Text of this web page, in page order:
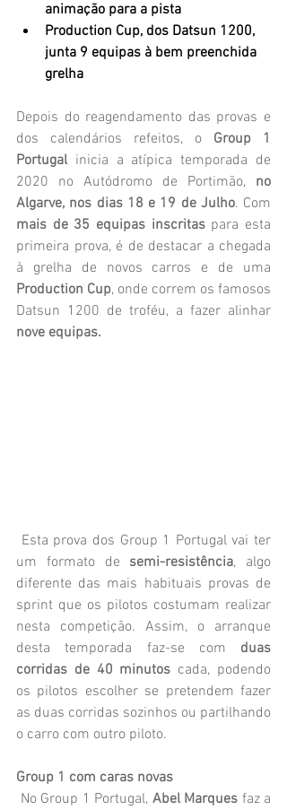
animação para a pista
Production Cup, dos Datsun 1200,
junta 9 equipas à bem preenchida
grelha
Depois do reagendamento das provas e
dos calendários refeitos, o Group 1
Portugal inicia a atípica temporada de
2020 no Autódromo de Portimão, no
Algarve, nos dias 18 e 19 de Julho
mais de 35 equipas inscritas para esta
primeira prova, é de destacar a chegada
Production Cup, onde correm os famosos
nove equipas.
um formato de semi-resistência, algo
diferente das mais habituais provas de
sprint que os pilotos costumam realizar
nesta competição. Assim, o arranque
desta temporada faz-se com duas
corridas de 40 minutos cada, podendo
os pilotos escolher se pretendem fazer
as duas corridas sozinhos ou partilhando
o carro com outro piloto.
Group 1 com caras novas
No Group 1 Portugal, Abel Marques faz a